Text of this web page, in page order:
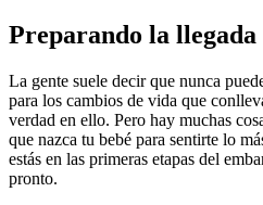
Preparando la
La gente suele decir que nunca
para los cambios de vida que
verdad en ello. Pero hay muchas
que nazca tu bebé para sentirte lo
estás en las primeras etapas del
pronto.